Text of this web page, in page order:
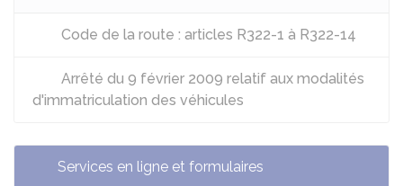
Code de la route : articles R322-1 à R322-14
Arrêté du 9 février 2009 relatif aux modalités
d'immatriculation des véhicules
Services en ligne et formulaires